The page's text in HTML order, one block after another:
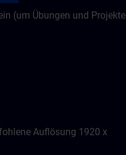
(um Übungen und Projekte
Auflösung 1920 x